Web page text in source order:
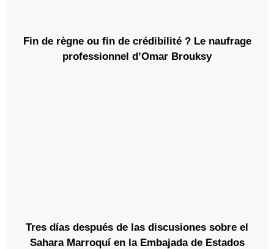
Fin de règne ou fin de crédibilité ? Le naufrage
professionnel d’Omar Brouksy
Tres días después de las discusiones sobre el
Sahara Marroquí en la Embajada de Estados